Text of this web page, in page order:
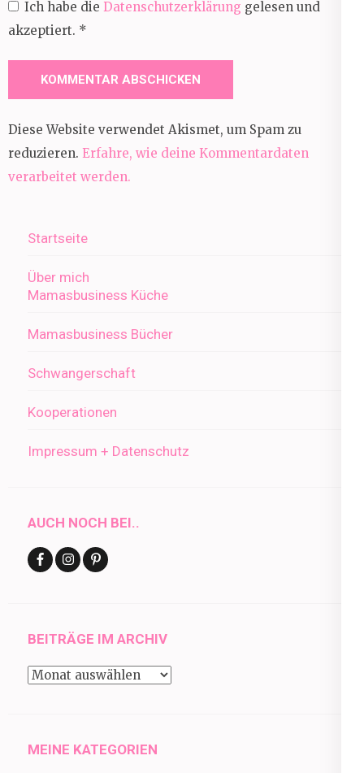
Ich habe die Datenschutzerklärung gelesen und
akzeptiert. *
Diese Website verwendet Akismet, um Spam zu
reduzieren. Erfahre, wie deine Kommentardaten
verarbeitet werden.
Startseite
Über mich
Mamasbusiness Küche
Mamasbusiness Bücher
Schwangerschaft
Kooperationen
Impressum + Datenschutz
AUCH NOCH BEI..
BEITRÄGE IM ARCHIV
Beiträge
MEINE KATEGORIEN